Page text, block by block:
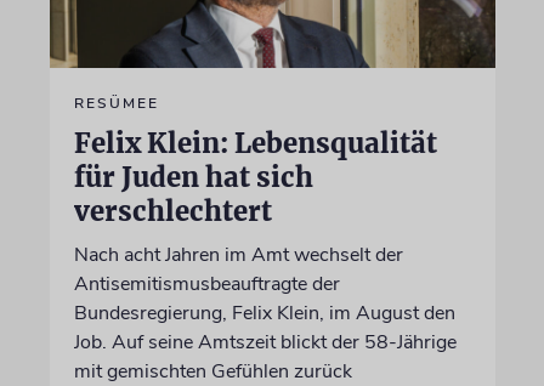
RESÜMEE
Felix Klein: Lebensqualität
für Juden hat sich
verschlechtert
Nach acht Jahren im Amt wechselt der
Antisemitismusbeauftragte der
Bundesregierung, Felix Klein, im August den
Job. Auf seine Amtszeit blickt der 58-Jährige
mit gemischten Gefühlen zurück